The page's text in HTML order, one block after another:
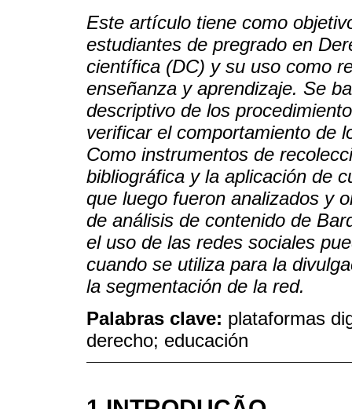
Este artículo tiene como
estudiantes de pregrado en
científica (DC) y su uso como
enseñanza y aprendizaje. Se
descriptivo de los
verificar el comportamiento de
Como instrumentos de
bibliográfica y la aplicación de
que luego fueron analizados y
de análisis de contenido de
el uso de las redes sociales
cuando se utiliza para la
la segmentación de la red.
Palabras clave: plataformas
derecho; educación